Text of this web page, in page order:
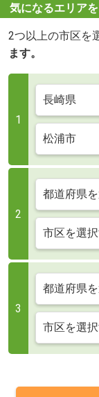
気になるエリア
2つ以上の市区を
ます。
1
2
3